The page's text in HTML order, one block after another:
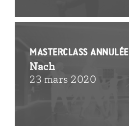
MASTERCLASS ANNULÉE
Nach
23 mars 2020